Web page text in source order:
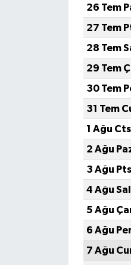
26 Tem
27 Tem
28 Tem
29 Tem
30 Tem
31 Tem
1 Ağu Cts
2 Ağu
3 Ağu Pts
4 Ağu Sal
5 Ağu
6 Ağu
7 Ağu